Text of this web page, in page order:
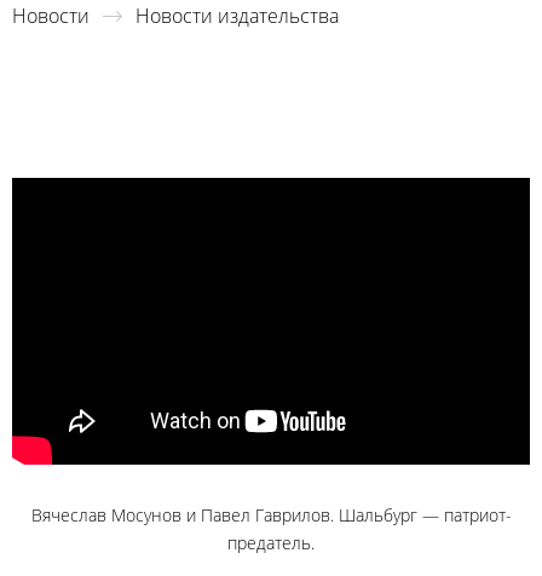
Новости Новости издательства
Вячеслав Мосунов и Павел Гаврилов. Шальбург — патриот-
предатель.